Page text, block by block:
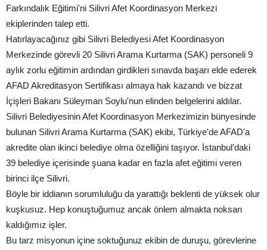
Farkındalık Eğitimi'ni Silivri Afet Koordinasyon Merkezi
ekiplerinden talep etti.
Hatırlayacağınız gibi Silivri Belediyesi Afet Koordinasyon
Merkezinde görevli 20 Silivri Arama Kurtarma (SAK) personeli 9
aylık zorlu eğitimin ardından girdikleri sınavda başarı elde ederek
AFAD Akreditasyon Sertifikası almaya hak kazandı ve bizzat
İçişleri Bakanı Süleyman Soylu'nun elinden belgelerini aldılar.
Silivri Belediyesinin Afet Koordinasyon Merkezimizin bünyesinde
bulunan Silivri Arama Kurtarma (SAK) ekibi, Türkiye'de AFAD'a
akredite olan ikinci belediye olma özelliğini taşıyor. İstanbul'daki
39 belediye içerisinde şuana kadar en fazla afet eğitimi veren
birinci ilçe Silivri.
Böyle bir iddianın sorumluluğu da yarattığı beklenti de yüksek olur
kuşkusuz. Hep konuştuğumuz ancak önlem almakta noksan
kaldığımız işler.
Bu tarz misyonun içine soktuğunuz ekibin de duruşu, görevlerine